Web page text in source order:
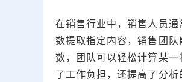
在销售行业中，销售人员
数提取指定内容，销售团
数，团队可以轻松计算某
了工作负担，还提高了分析